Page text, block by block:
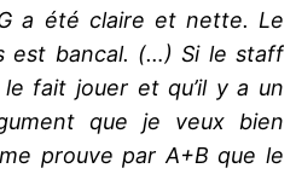
a été claire et nette. Le
est bancal. (…) Si le staff
le fait jouer et qu’il y a un
que je veux bien
prouve par A+B que le